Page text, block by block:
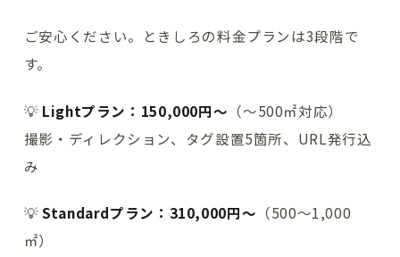
ご安心ください。ときしろの料金プランは3段階で
す。
💡 Lightプラン：150,000円〜 （〜500㎡対応）
撮影・ディレクション、タグ設置5箇所、URL発行込
み
💡Standardプラン：310,000円〜 （500〜1,000
㎡）